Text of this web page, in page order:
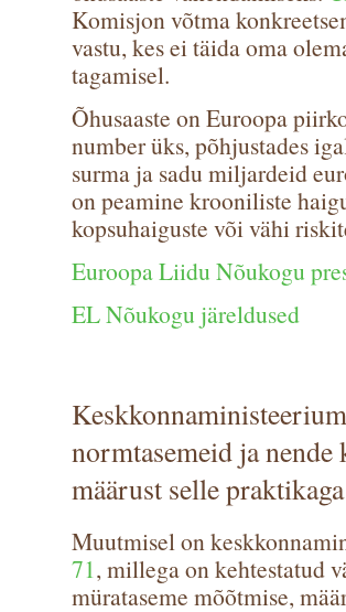
Komisjon võtma
vastu, kes ei täida oma
tagamisel.
Õhusaaste on Euroopa
number üks, põhjustades
surma ja sadu miljardeid
on peamine krooniliste
kopsuhaiguste või vähi
Euroopa Liidu Nõukogu
EL Nõukogu järeldused
normtasemeid ja
määrust selle
Muutmisel on
71, millega on kehtestatud
mürataseme mõõtmise,